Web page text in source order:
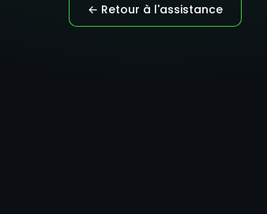
← Retour à l'assistance